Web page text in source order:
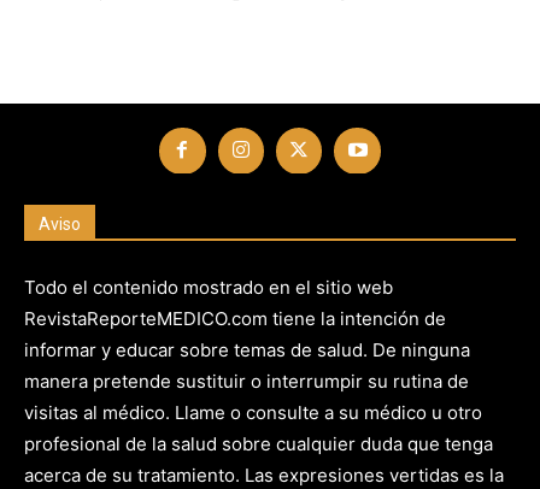
Aviso
Todo el contenido mostrado en el sitio web
RevistaReporteMEDICO.com tiene la intención de
informar y educar sobre temas de salud. De ninguna
manera pretende sustituir o interrumpir su rutina de
visitas al médico. Llame o consulte a su médico u otro
profesional de la salud sobre cualquier duda que tenga
acerca de su tratamiento. Las expresiones vertidas es la